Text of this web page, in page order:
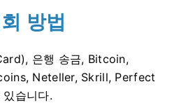
방법
은행 송금, Bitcoin,
Neteller, Skrill, Perfect
습니다.